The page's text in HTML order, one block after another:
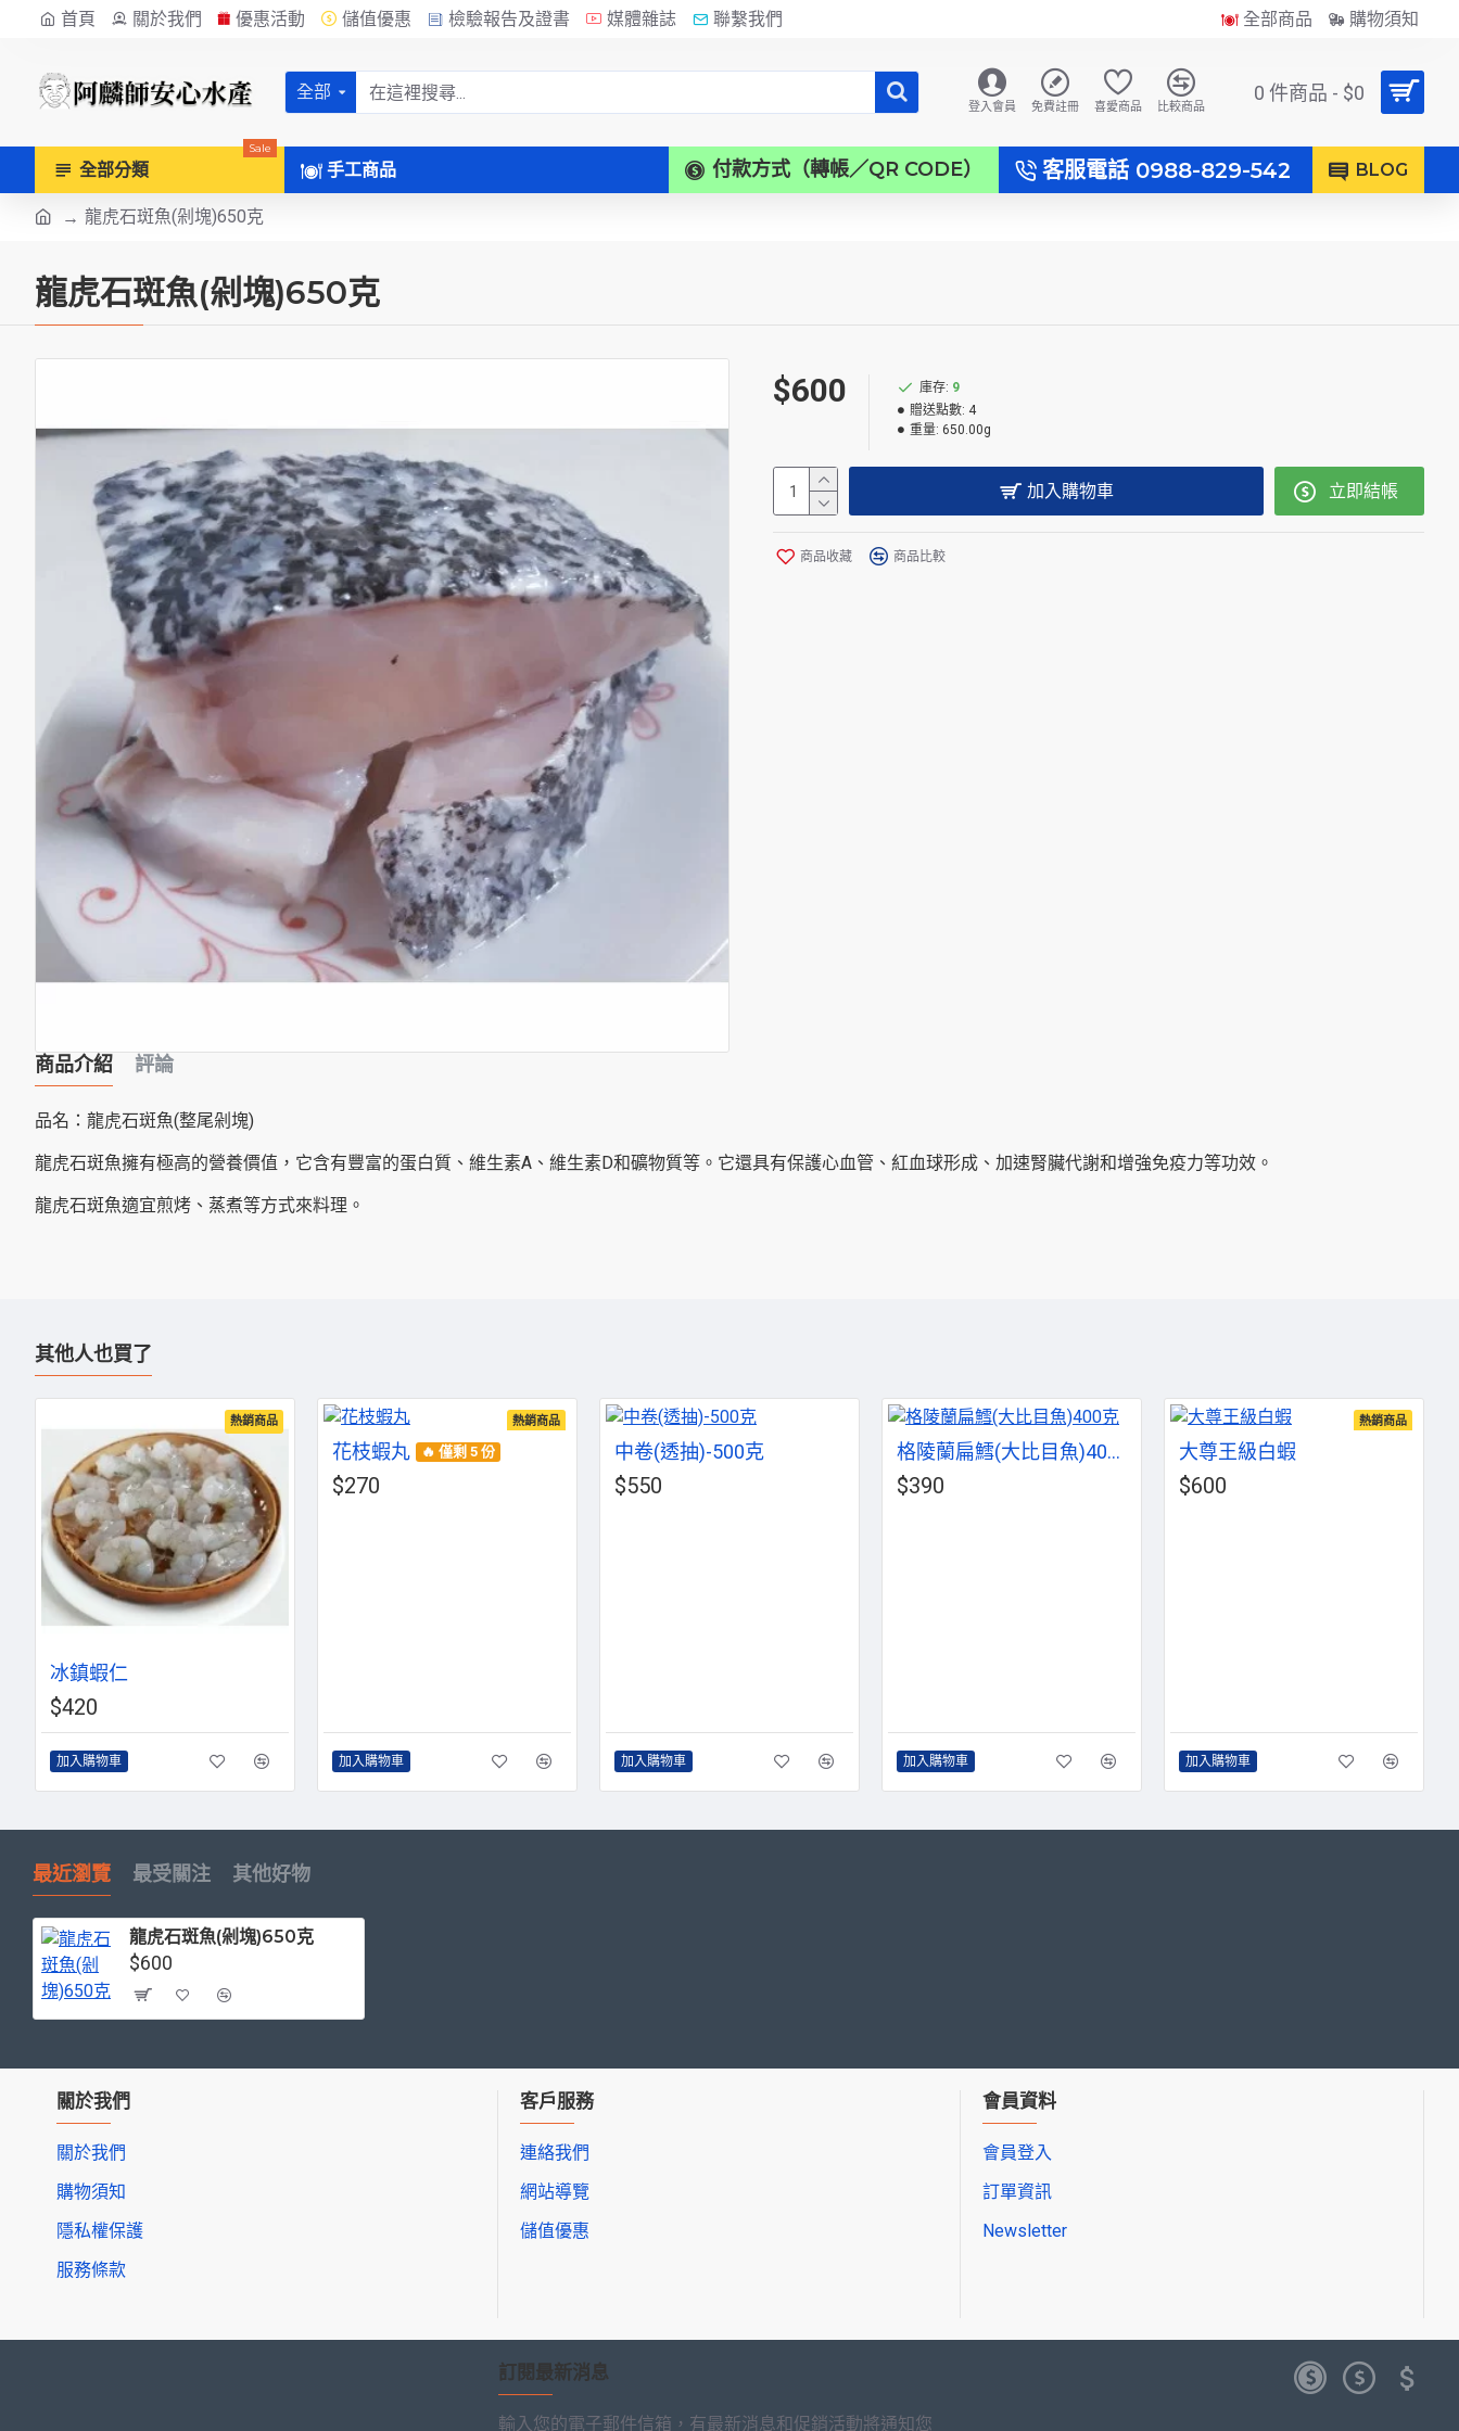
首頁 關於我們 優惠活動 儲值優惠 檢驗報告及證書 媒體雜誌 聯繫我們 全部商品 購物須知
全部
登入會員 免費註冊 喜愛商品 比較商品
0 件商品 - $0
全部分類
Sale
手工商品 付款方式（轉帳／QR CODE） 客服電話 0988-829-542 BLOG
龍虎石斑魚(剁塊)650克
龍虎石斑魚(剁塊)650克
$600 庫存: 9
贈送點數: 4
重量: 650.00g
加入購物車 立即結帳
商品收藏 商品比較
商品介紹 評論
品名：龍虎石斑魚(整尾剁塊)
龍虎石斑魚擁有極高的營養價值，它含有豐富的蛋白質、維生素A、維生素D和礦物質等。它還具有保護心血管、紅血球形成、加速腎臟代謝和增強免疫力等功效。
龍虎石斑魚適宜煎烤、蒸煮等方式來料理。
其他人也買了
熱銷商品
冰鎮蝦仁
$420
加入購物車
熱銷商品
花枝蝦丸 🔥 僅剩 5 份
$270
加入購物車
中卷(透抽)-500克
$550
加入購物車
格陵蘭扁鱈(大比目魚)400克
$390
加入購物車
熱銷商品
大尊王級白蝦
$600
加入購物車
最近瀏覽 最受關注 其他好物
龍虎石斑魚(剁塊)650克
$600
關於我們
關於我們
購物須知
隱私權保護
服務條款
客戶服務
連絡我們
網站導覽
儲值優惠
會員資料
會員登入
訂單資訊
Newsletter
訂閱最新消息
輸入您的電子郵件信箱，有最新消息和促銷活動將通知您